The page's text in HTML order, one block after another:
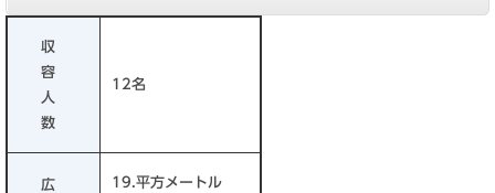
収
容
人
数
12名
広
19.平方メートル